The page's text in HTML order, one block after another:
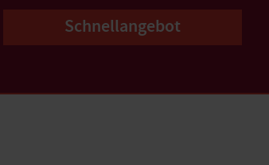
Schnellangebot